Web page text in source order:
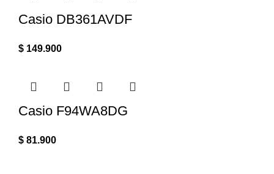
Casio DB361AVDF
$ 149.900
Casio F94WA8DG
$ 81.900